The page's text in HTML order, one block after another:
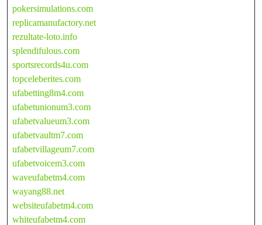
pokersimulations.com
replicamanufactory.net
rezultate-loto.info
splendifulous.com
sportsrecords4u.com
topceleberites.com
ufabetting8m4.com
ufabetunionum3.com
ufabetvalueum3.com
ufabetvaultm7.com
ufabetvillageum7.com
ufabetvoicem3.com
waveufabetm4.com
wayang88.net
websiteufabetm4.com
whiteufabetm4.com